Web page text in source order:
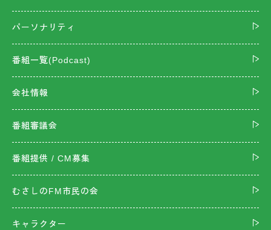
パーソナリティ
番組一覧(Podcast)
会社情報
番組審議会
番組提供 / CM募集
むさしのFM市民の会
キャラクター